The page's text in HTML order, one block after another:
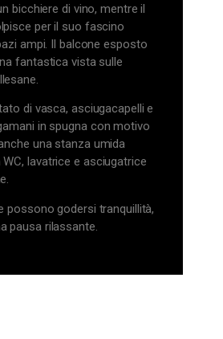
bicchiere di vino, mentre il
per il suo fascino
ampi. Il balcone esposto
fantastica vista sulle
di vasca, asciugacapelli e
in spugna con motivo
una stanza umida
lavatrice e asciugatrice
possono godersi tranquillità,
pausa rilassante.